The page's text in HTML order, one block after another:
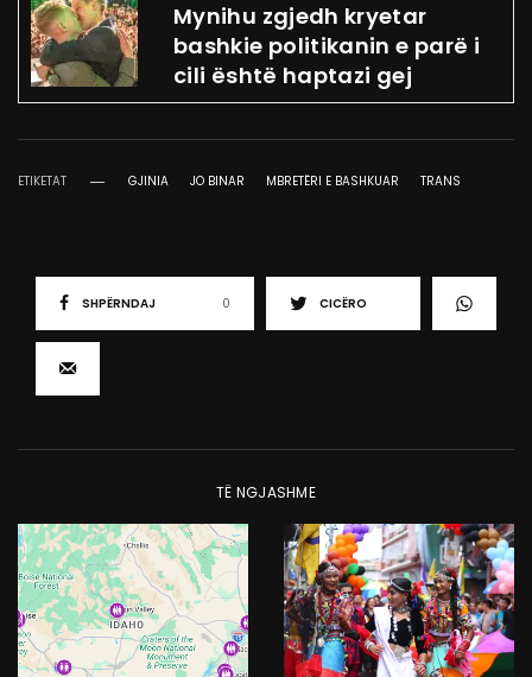
Mynihu zgjedh kryetar
bashkie politikanin e parë i
cili është haptazi gej
ETIKETAT GJINIA JO BINAR MBRETËRI E BASHKUAR TRANS
SHPËRNDAJ 0 CICËRO
TË NGJASHME